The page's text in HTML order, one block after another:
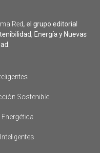
Red, el grupo editorial
Energía y Nuevas
Sostenible
Energética